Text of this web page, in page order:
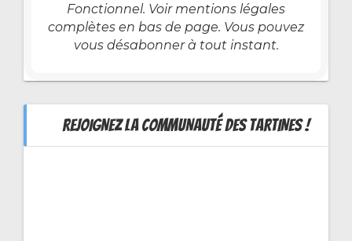
Fonctionnel. Voir mentions légales
complètes en bas de page. Vous pouvez
vous désabonner à tout instant.
REJOIGNEZ LA COMMUNAUTÉ DES TARTINES !